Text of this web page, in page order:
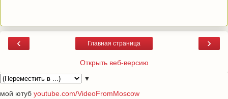
‹ ›
Главная страница
Открыть веб-версию
▼
мой ютуб youtube.com/VideoFromMoscow